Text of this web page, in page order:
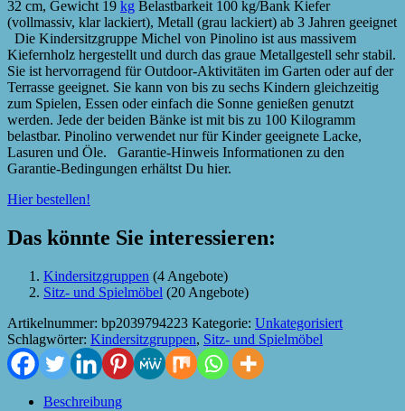
32 cm, Gewicht 19 kg Belastbarkeit 100 kg/Bank Kiefer
(vollmassiv, klar lackiert), Metall (grau lackiert) ab 3 Jahren geeignet
Die Kindersitzgruppe Michel von Pinolino ist aus massivem
Kiefernholz hergestellt und durch das graue Metallgestell sehr stabil.
Sie ist hervorragend für Outdoor-Aktivitäten im Garten oder auf der
Terrasse geeignet. Sie kann von bis zu sechs Kindern gleichzeitig
zum Spielen, Essen oder einfach die Sonne genießen genutzt
werden. Jede der beiden Bänke ist mit bis zu 100 Kilogramm
belastbar. Pinolino verwendet nur für Kinder geeignete Lacke,
Lasuren und Öle. Garantie-Hinweis Informationen zu den
Garantie-Bedingungen erhältst Du hier.
Hier bestellen!
Das könnte Sie interessieren:
Kindersitzgruppen (4 Angebote)
Sitz- und Spielmöbel (20 Angebote)
Artikelnummer: bp2039794223 Kategorie: Unkategorisiert
Schlagwörter: Kindersitzgruppen, Sitz- und Spielmöbel
Beschreibung